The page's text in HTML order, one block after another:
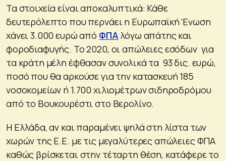
Τα στοιχεία είναι αποκαλυπτικά: Κάθε
δευτερόλεπτο που περνάει η Ευρωπαϊκή ‘Ενωση
χάνει 3.000 ευρώ από ΦΠΑ λόγω απάτης και
φοροδιαφυγής. Το 2020, οι απώλειες εσόδων για
τα κράτη μέλη έφθασαν συνολικά τα 93 δις. ευρώ,
ποσό που θα αρκούσε για την κατασκευή 185
νοσοκομείων ή 1.700 χιλιομέτρων σιδηροδρόμου
από το Βουκουρέστι στο Βερολίνο.
Η Ελλάδα, αν και παραμένει ψηλά στη λίστα των
χωρών της Ε.Ε. με τις μεγαλύτερες απώλειες ΦΠΑ
καθώς βρίσκεται στην τέταρτη θέση, κατάφερε το